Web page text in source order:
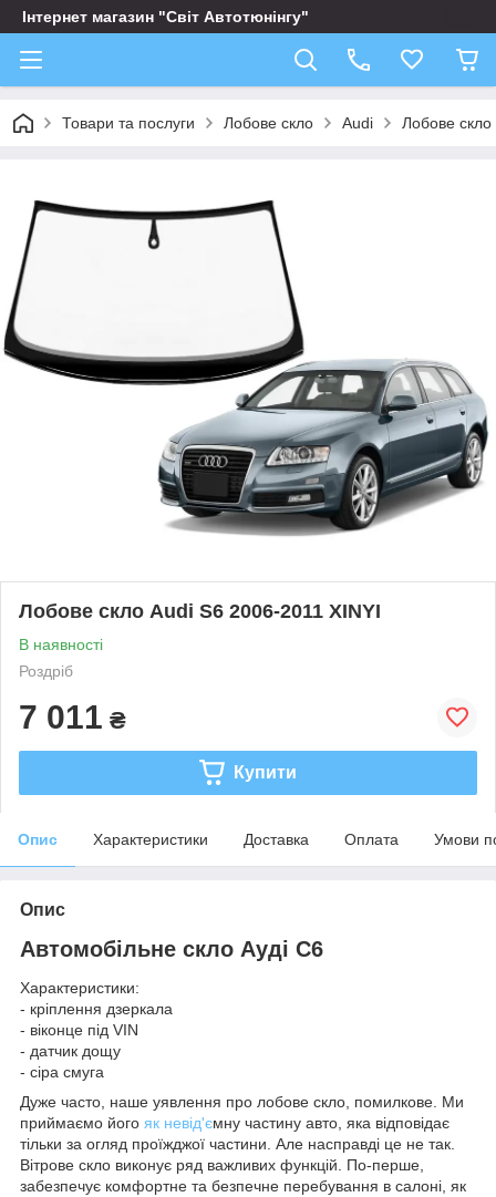
Інтернет магазин "Світ Автотюнінгу"
Товари та послуги Лобове скло Audi Лобове
Лобове скло Audi S6 2006-2011 XINYI
В наявності
Роздріб
7 011 ₴
Купити
Опис Характеристики Доставка Оплата Умови
Опис
Автомобільне скло Ауді С6
Характеристики:
- кріплення дзеркала
- віконце під VIN
- датчик дощу
- сіра смуга
Дуже часто, наше уявлення про лобове скло, помилкове. Ми
приймаємо його як невід'ємну частину авто, яка відповідає
тільки за огляд проїжджої частини. Але насправді це не так.
Вітрове скло виконує ряд важливих функцій. По-перше,
забезпечує комфортне та безпечне перебування в салоні, як